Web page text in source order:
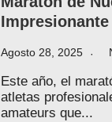
Agosto 28, 2025
Este año, el
atletas
amateurs que...